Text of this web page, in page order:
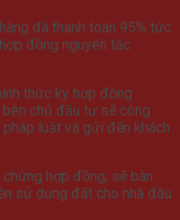
đã thanh toán 95% tức
đồng nguyên tắc
thức ký hợp đồng
chủ đầu tư sẽ công
luật và gửi đến khách
hợp đồng, sẽ bàn
sử dụng đất cho nhà đầu